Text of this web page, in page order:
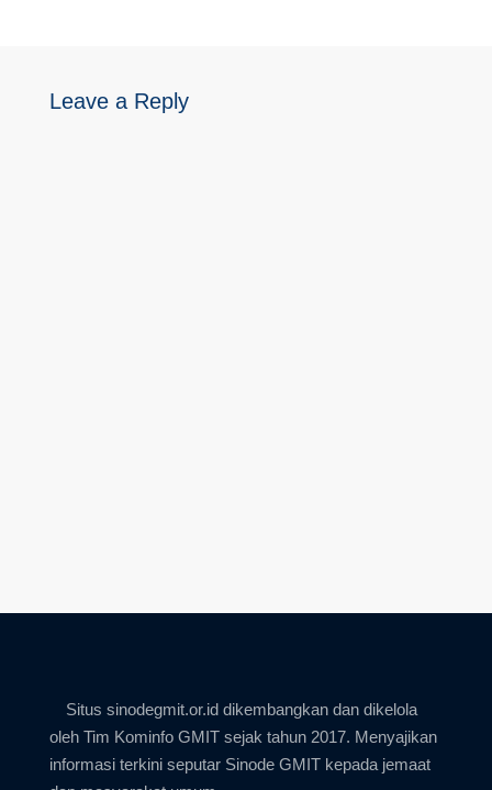
Leave a Reply
Situs sinodegmit.or.id dikembangkan dan dikelola
oleh Tim Kominfo GMIT sejak tahun 2017. Menyajikan
informasi terkini seputar Sinode GMIT kepada jemaat